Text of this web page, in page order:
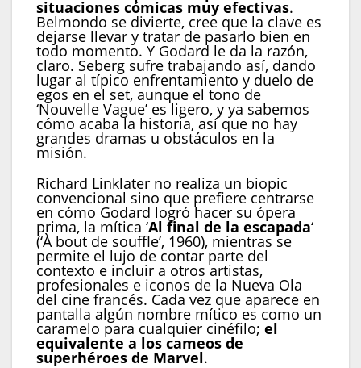
situaciones cómicas muy efectivas.
Belmondo se divierte, cree que la clave es
dejarse llevar y tratar de pasarlo bien en
todo momento. Y Godard le da la razón,
claro. Seberg sufre trabajando así, dando
lugar al típico enfrentamiento y duelo de
egos en el set, aunque el tono de
‘Nouvelle Vague’ es ligero, y ya sabemos
cómo acaba la historia, así que no hay
grandes dramas u obstáculos en la
misión.
Richard Linklater no realiza un biopic
convencional sino que prefiere centrarse
en cómo Godard logró hacer su ópera
prima, la mítica ‘Al final de la escapada‘
(‘À bout de souffle’, 1960), mientras se
permite el lujo de contar parte del
contexto e incluir a otros artistas,
profesionales e iconos de la Nueva Ola
del cine francés. Cada vez que aparece en
pantalla algún nombre mítico es como un
caramelo para cualquier cinéfilo; el
equivalente a los cameos de
superhéroes de Marvel.